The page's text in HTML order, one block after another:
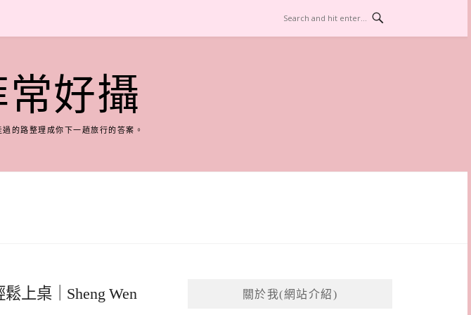
好攝
的路整理成你下一趟旅行的答案。
上桌｜Sheng Wen
關於我(網站介紹)